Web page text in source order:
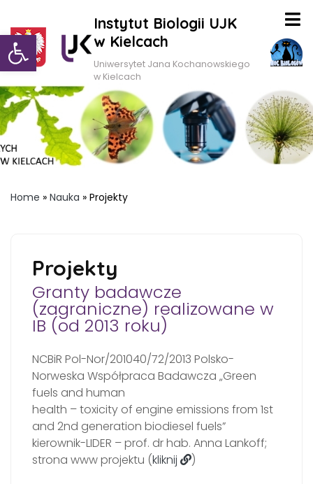
Otwórz pasek narzędzi
Instytut Biologii UJK
w Kielcach
Uniwersytet Jana Kochanowskiego
w Kielcach
Home » Nauka » Projekty
Projekty
Granty badawcze
(zagraniczne) realizowane w
IB (od 2013 roku)
NCBiR Pol-Nor/201040/72/2013 Polsko-
Norweska Współpraca Badawcza „Green
fuels and human
health – toxicity of engine emissions from 1st
and 2nd generation biodiesel fuels”
kierownik-LIDER – prof. dr hab. Anna Lankoff;
strona www projektu (kliknij )